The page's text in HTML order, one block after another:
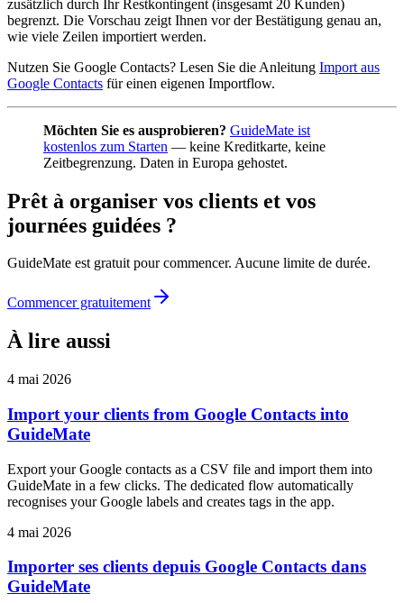
zusätzlich durch Ihr Restkontingent (insgesamt 20 Kunden)
begrenzt. Die Vorschau zeigt Ihnen vor der Bestätigung genau an,
wie viele Zeilen importiert werden.
Nutzen Sie Google Contacts? Lesen Sie die Anleitung Import aus
Google Contacts für einen eigenen Importflow.
Möchten Sie es ausprobieren? GuideMate ist
kostenlos zum Starten — keine Kreditkarte, keine
Zeitbegrenzung. Daten in Europa gehostet.
Prêt à organiser vos clients et vos
journées guidées ?
GuideMate est gratuit pour commencer. Aucune limite de durée.
Commencer gratuitement
À lire aussi
4 mai 2026
Import your clients from Google Contacts into
GuideMate
Export your Google contacts as a CSV file and import them into
GuideMate in a few clicks. The dedicated flow automatically
recognises your Google labels and creates tags in the app.
4 mai 2026
Importer ses clients depuis Google Contacts dans
GuideMate